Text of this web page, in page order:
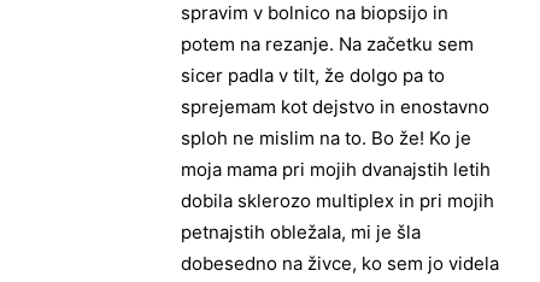
spravim v bolnico na biopsijo in
potem na rezanje. Na začetku sem
sicer padla v tilt, že dolgo pa to
sprejemam kot dejstvo in enostavno
sploh ne mislim na to. Bo že! Ko je
moja mama pri mojih dvanajstih letih
dobila sklerozo multiplex in pri mojih
petnajstih obležala, mi je šla
dobesedno na živce, ko sem jo videla